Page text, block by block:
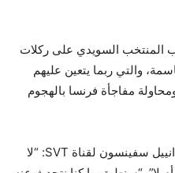
المنتخب السويدي على ركلات
والتي ربما يتعين عليهم
مفاجأة فرنسا بالهجوم
وقال لاعب خط الوسط السويدي دانييل سفينسون لقناة SVT: “لا